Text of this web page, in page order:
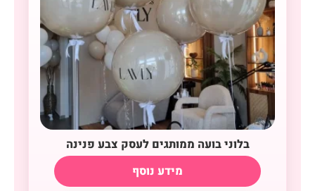
בלוני בועה ממותגים לעסק צבע פנינה
מידע נוסף